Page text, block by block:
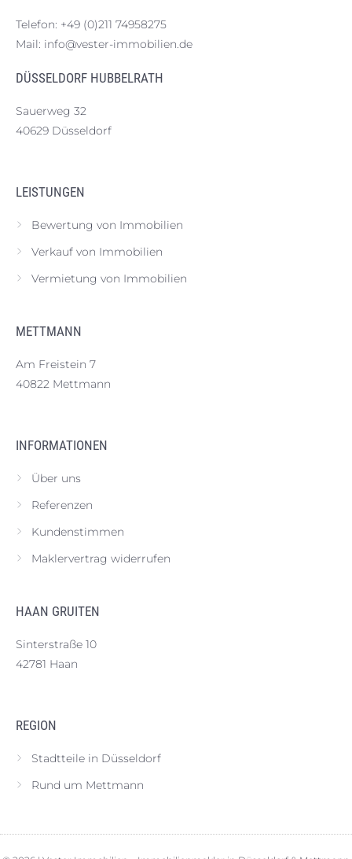
Telefon: +49 (0)211 74958275
Mail: info@vester-immobilien.de
DÜSSELDORF HUBBELRATH
Sauerweg 32
40629 Düsseldorf
LEISTUNGEN
Bewertung von Immobilien
Verkauf von Immobilien
Vermietung von Immobilien
METTMANN
Am Freistein 7
40822 Mettmann
INFORMATIONEN
Über uns
Referenzen
Kundenstimmen
Maklervertrag widerrufen
HAAN GRUITEN
Sinterstraße 10
42781 Haan
REGION
Stadtteile in Düsseldorf
Rund um Mettmann